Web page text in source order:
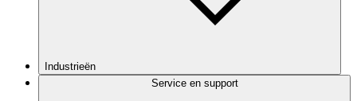
Industrieën
Service en support